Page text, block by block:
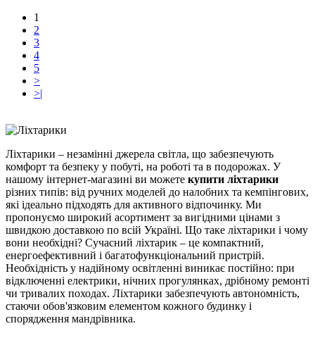
1
2
3
4
5
>
>|
Ліхтарики – незамінні джерела світла, що забезпечують
комфорт та безпеку у побуті, на роботі та в подорожах. У
нашому інтернет-магазині ви можете купити ліхтарики
різних типів: від ручних моделей до налобних та кемпінгових,
які ідеально підходять для активного відпочинку. Ми
пропонуємо широкий асортимент за вигідними цінами з
швидкою доставкою по всій Україні. Що таке ліхтарики і чому
вони необхідні? Сучасний ліхтарик – це компактний,
енергоефективний і багатофункціональний пристрій.
Необхідність у надійному освітленні виникає постійно: при
відключенні електрики, нічних прогулянках, дрібному ремонті
чи тривалих походах. Ліхтарики забезпечують автономність,
стаючи обов'язковим елементом кожного будинку і
спорядження мандрівника.